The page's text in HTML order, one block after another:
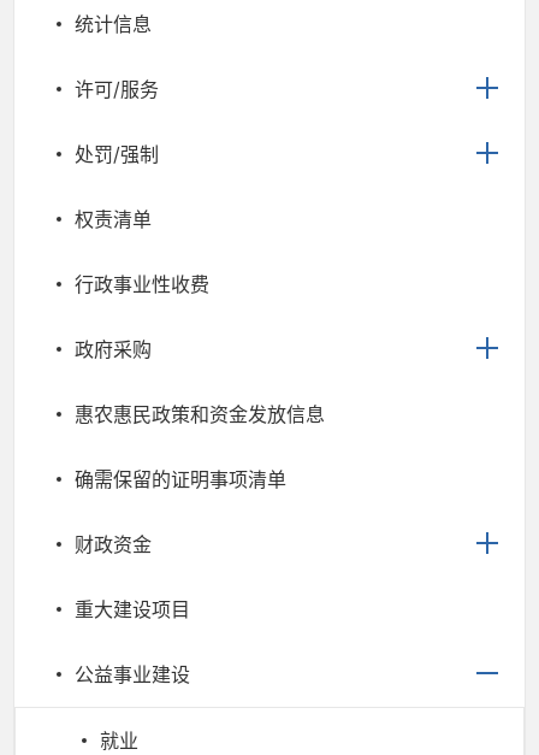
统计信息
许可/服务
处罚/强制
权责清单
行政事业性收费
政府采购
惠农惠民政策和资金发放信息
确需保留的证明事项清单
财政资金
重大建设项目
公益事业建设
就业